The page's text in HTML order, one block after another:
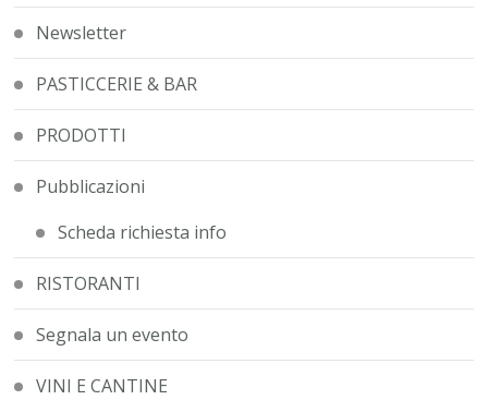
Newsletter
PASTICCERIE & BAR
PRODOTTI
Pubblicazioni
Scheda richiesta info
RISTORANTI
Segnala un evento
VINI E CANTINE